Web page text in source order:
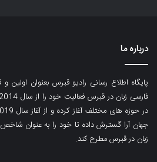
درباره ما
پایگاه اطلاع رسانی رادیو قبرس بعنوان
جهان آرا گسترش داده تا خود را به عنوان
زبان در قبرس مطرح کند.